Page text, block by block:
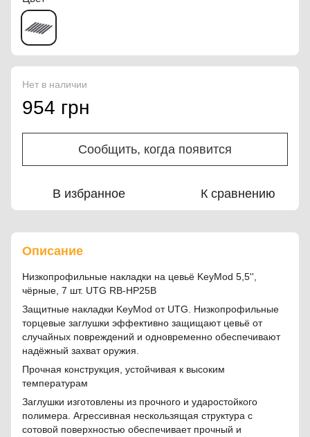
Нет в наличии
954 грн
Сообщить, когда появится
В избранное К сравнению
Описание
Низкопрофильные накладки на цевьё KeyMod 5,5'',
чёрные, 7 шт. UTG RB-HP25B
Защитные накладки KeyMod от UTG. Низкопрофильные
торцевые заглушки эффективно защищают цевьё от
случайных повреждений и одновременно обеспечивают
надёжный захват оружия.
Прочная конструкция, устойчивая к высоким
температурам
Заглушки изготовлены из прочного и ударостойкого
полимера. Агрессивная нескользящая структура с
сотовой поверхностью обеспечивает прочный и